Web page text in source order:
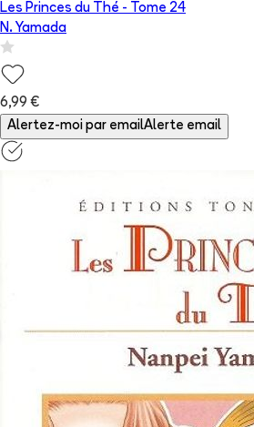
Les Princes du Thé - Tome 24
N. Yamada
6,99 €
Alertez-moi par emailAlerte email